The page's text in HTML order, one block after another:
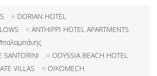
DORIAN HOTEL
ANTHIPPI HOTEL APARTMENTS
SANTORINI
ODYSSIA BEACH HOTEL
VILLAS
OIKOMECH